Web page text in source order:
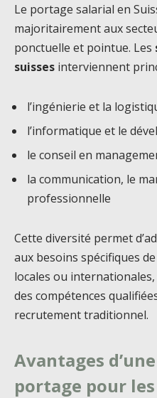
Le portage salarial en
majoritairement aux
ponctuelle et pointue. Les
suisses interviennent
l’ingénierie et la
l’informatique et le
le conseil en
la communication, le
professionnelle
Cette diversité permet
aux besoins spécifiques
locales ou internationales,
des compétences
recrutement traditionnel.
Avantages
portage pour